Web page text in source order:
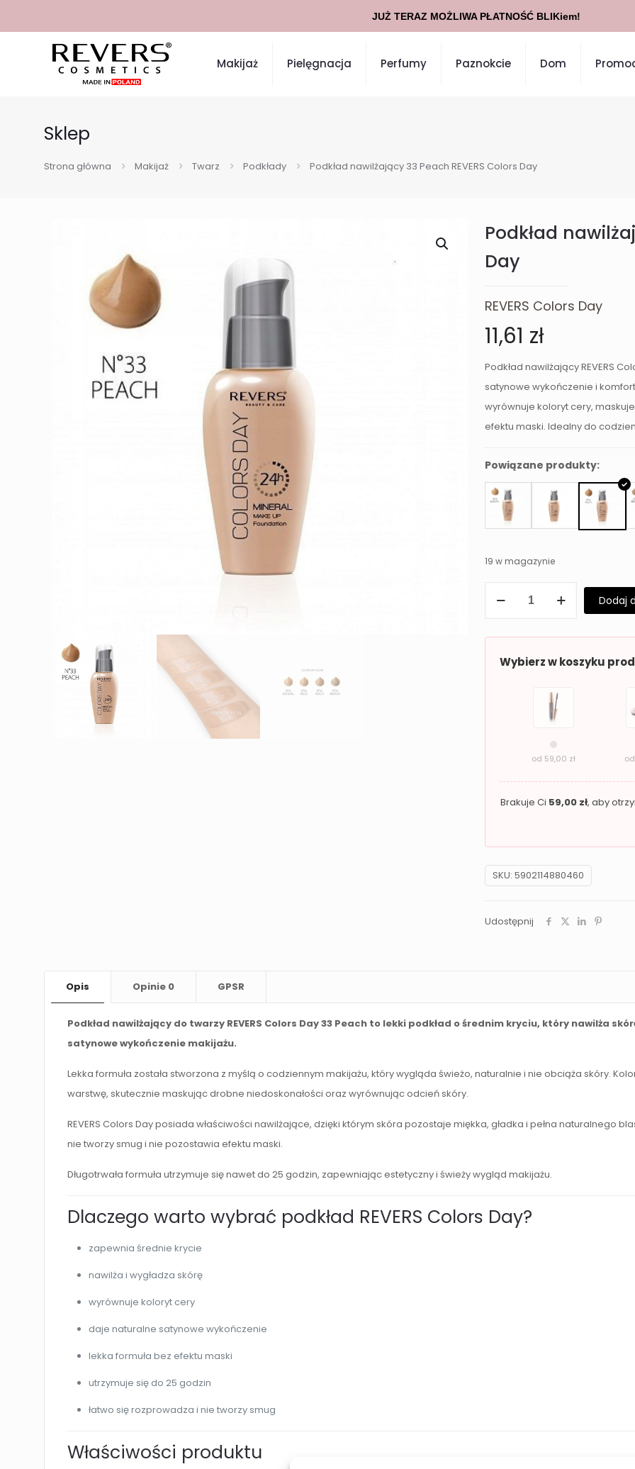
Makijaż Pielęgnacja Perfumy Paznokcie Dom
Sklep
Strona główna Makijaż Twarz Podkłady Podkład nawilżający 33 Peach REVERS Colors Day
Podkład
Day
REVERS Colors Day
11,61 zł
Podkład nawilżający REVERS
satynowe wykończenie i
wyrównuje koloryt cery,
efektu maski. Idealny do
Powiązane produkty:
19 w magazynie
Peach
Dodaj
Wybierz w koszyku
od 59,00 zł
Brakuje Ci 59,00 zł, aby
SKU: 5902114880460
Udostępnij
Opis Opinie 0 GPSR
Podkład nawilżający do twarzy REVERS Colors Day 33 Peach to lekki podkład o średnim kryciu, który nawilża
satynowe wykończenie makijażu.
Lekka formuła została stworzona z myślą o codziennym makijażu, który wygląda świeżo, naturalnie i nie obciąża skóry.
warstwę, skutecznie maskując drobne niedoskonałości oraz wyrównując odcień skóry.
REVERS Colors Day posiada właściwości nawilżające, dzięki którym skóra pozostaje miękka, gładka i pełna naturalnego
nie tworzy smug i nie pozostawia efektu maski.
Długotrwała formuła utrzymuje się nawet do 25 godzin, zapewniając estetyczny i świeży wygląd makijażu.
Dlaczego warto wybrać podkład REVERS Colors Day?
zapewnia średnie krycie
nawilża i wygładza skórę
wyrównuje koloryt cery
daje naturalne satynowe wykończenie
lekka formuła bez efektu maski
utrzymuje się do 25 godzin
łatwo się rozprowadza i nie tworzy smug
Właściwości produktu
JUŻ TERAZ MOŻLIWA PŁATNOŚĆ BLIKiem!